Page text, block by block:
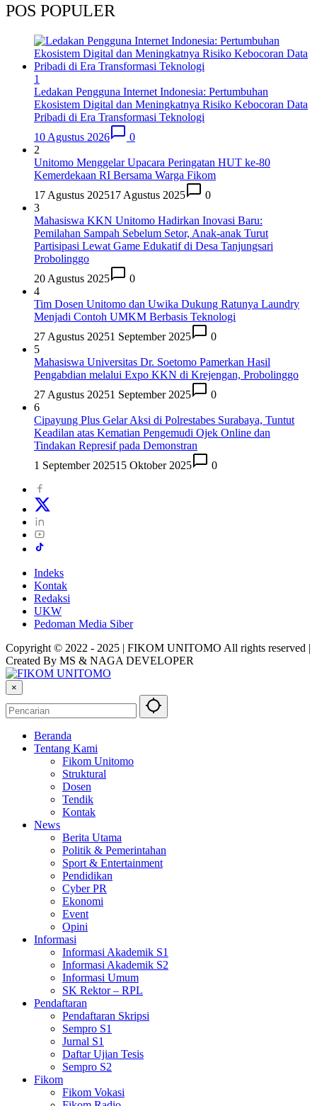
POS POPULER
1
Ledakan Pengguna Internet Indonesia: Pertumbuhan
Ekosistem Digital dan Meningkatnya Risiko Kebocoran Data
Pribadi di Era Transformasi Teknologi
10 Agustus 2026
0
2
Unitomo Menggelar Upacara Peringatan HUT ke-80
Kemerdekaan RI Bersama Warga Fikom
17 Agustus 202517 Agustus 2025
0
3
Mahasiswa KKN Unitomo Hadirkan Inovasi Baru:
Pemilahan Sampah Sebelum Setor, Anak-anak Turut
Partisipasi Lewat Game Edukatif di Desa Tanjungsari
Probolinggo
20 Agustus 2025
0
4
Tim Dosen Unitomo dan Uwika Dukung Ratunya Laundry
Menjadi Contoh UMKM Berbasis Teknologi
27 Agustus 20251 September 2025
0
5
Mahasiswa Universitas Dr. Soetomo Pamerkan Hasil
Pengabdian melalui Expo KKN di Krejengan, Probolinggo
27 Agustus 20251 September 2025
0
6
Cipayung Plus Gelar Aksi di Polrestabes Surabaya, Tuntut
Keadilan atas Kematian Pengemudi Ojek Online dan
Tindakan Represif pada Demonstran
1 September 202515 Oktober 2025 0
Indeks
Kontak
Redaksi
UKW
Pedoman Media Siber
Copyright © 2022 - 2025 | FIKOM UNITOMO All rights reserved |
Created By MS & NAGA DEVELOPER
×
Beranda
Tentang Kami
Fikom Unitomo
Struktural
Dosen
Tendik
Kontak
News
Berita Utama
Politik & Pemerintahan
Sport & Entertainment
Pendidikan
Cyber PR
Ekonomi
Event
Opini
Informasi
Informasi Akademik S1
Informasi Akademik S2
Informasi Umum
SK Rektor – RPL
Pendaftaran
Pendaftaran Skripsi
Sempro S1
Jurnal S1
Daftar Ujian Tesis
Sempro S2
Fikom
Fikom Vokasi